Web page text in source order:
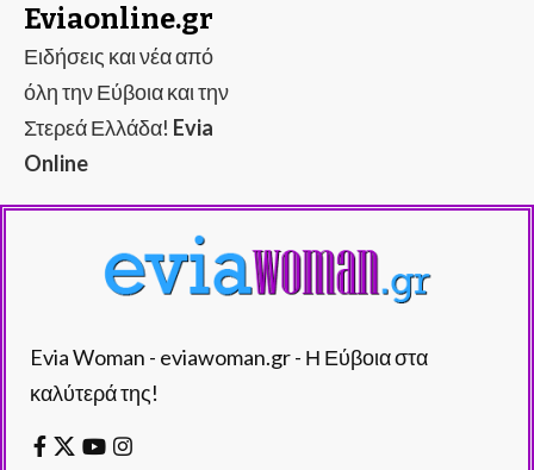
Eviaonline.gr
Ειδήσεις και νέα από
όλη την Εύβοια και την
Στερεά Ελλάδα! Evia
Online
Evia Woman - eviawoman.gr - Η Εύβοια στα
καλύτερά της!